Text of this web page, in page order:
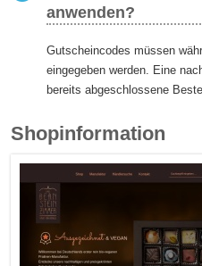
anwenden?
Gutscheincodes müssen
eingegeben werden. Eine
bereits abgeschlossene
Shopinformation